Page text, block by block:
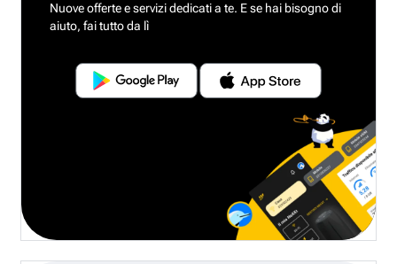
Nuove offerte e servizi dedicati a te. E se hai bisogno di
aiuto, fai tutto da lì